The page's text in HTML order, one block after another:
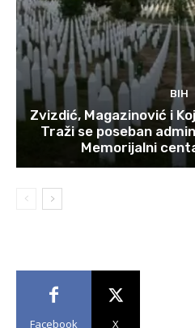
BIH
Zvizdić, Magazinović i
Traži se poseban
Memorijalni
Facebook X